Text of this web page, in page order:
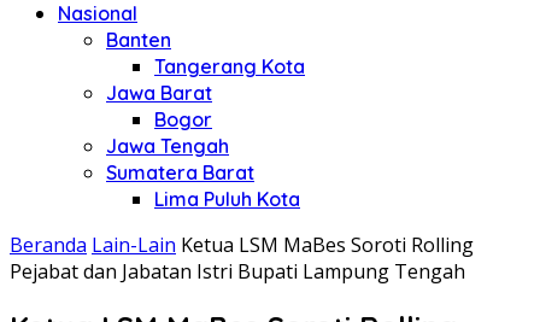
Nasional
Banten
Tangerang Kota
Jawa Barat
Bogor
Jawa Tengah
Sumatera Barat
Lima Puluh Kota
Beranda Lain-Lain Ketua LSM MaBes Soroti Rolling
Pejabat dan Jabatan Istri Bupati Lampung Tengah